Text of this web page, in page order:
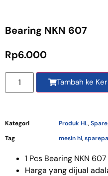
Bearing NKN 607
Rp6.000
Tambah ke
Kategori Produk HL,
Tag
mesin hl,
1 Pcs Bearing NKN 607
Harga yang dijual